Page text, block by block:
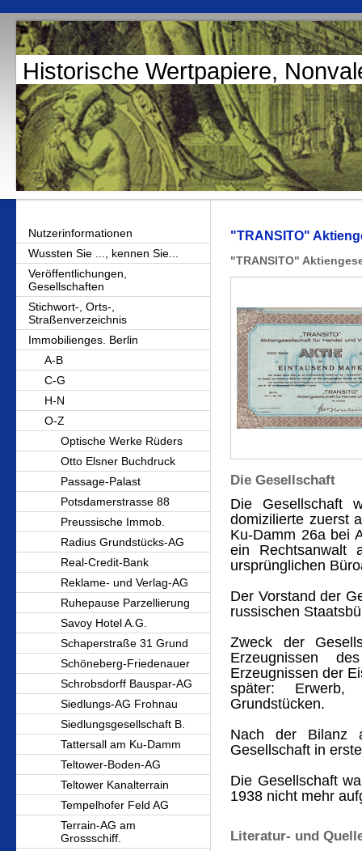
Historische Wertpapiere,
Nutzerinformationen
Wussten Sie ..., kennen Sie...
Veröffentlichungen,
Gesellschaften
Stichwort-, Orts-,
Straßenverzeichnis
Immobilienges. Berlin
A-B
C-G
H-N
O-Z
Optische Werke Rüders
Otto Elsner Buchdruck
Passage-Palast
Potsdamerstrasse 88
Preussische Immob.
Radius Grundstücks-AG
Real-Credit-Bank
Reklame- und Verlag-AG
Ruhepause Parzellierung
Savoy Hotel A.G.
Schaperstraße 31 Grund
Schöneberg-Friedenauer
Schrobsdorff Bauspar-AG
Siedlungs-AG Frohnau
Siedlungsgesellschaft B.
Tattersall am Ku-Damm
Teltower-Boden-AG
Teltower Kanalterrain
Tempelhofer Feld AG
Terrain-AG am
Grossschiff.
"TRANSITO"
"TRANSITO"
Die Gesellschaft
Die Gesellschaft
domizilierte zuerst
Ku-Damm 26a bei
ein Rechtsanwalt
ursprünglichen
Der Vorstand der
russischen
Zweck der
Erzeugnissen
Erzeugnissen der
später: Erwerb,
Grundstücken.
Nach der Bilanz
Gesellschaft in
Die Gesellschaft
1938 nicht mehr
Literatur- und